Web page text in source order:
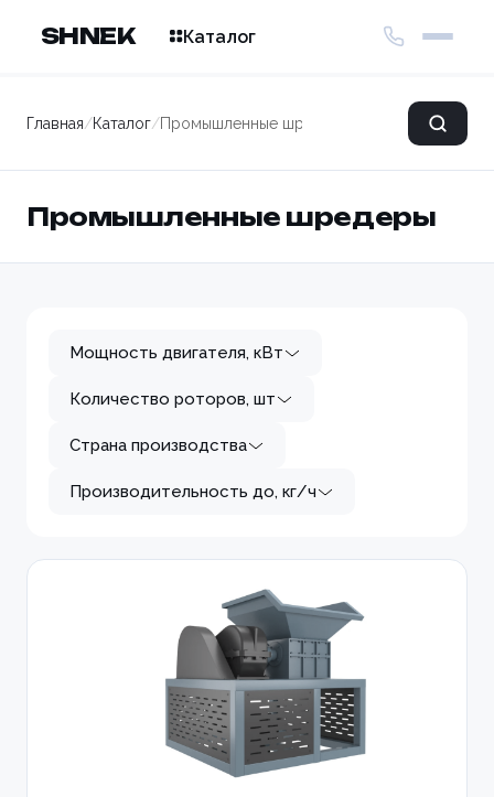
SHNEK Каталог
Главная/Каталог/Промышленные шредеры
Промышленные шредеры
Мощность двигателя, кВт
Количество роторов, шт
Страна производства
Производительность до, кг/ч